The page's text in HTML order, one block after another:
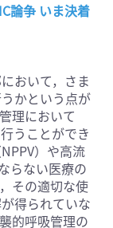
論争 いま決着
おいて，さま
かという点が
理において
うことができ
）や高流
らない医療の
その適切な使
得られていな
的呼吸管理の